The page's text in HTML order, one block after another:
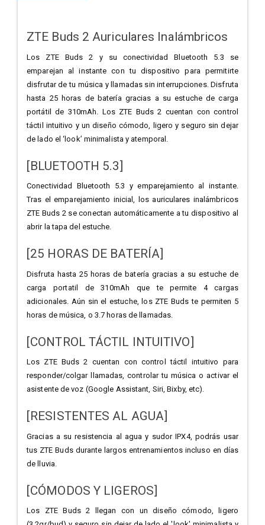
ZTE Buds 2 Auriculares Inalámbricos
Los ZTE Buds 2 y su conectividad Bluetooth 5.3 se
emparejan al instante con tu dispositivo para permitirte
disfrutar de tu música y llamadas sin interrupciones. Disfruta
hasta 25 horas de batería gracias a su estuche de carga
portátil de 310mAh. Los ZTE Buds 2 cuentan con control
táctil intuitivo y un diseño cómodo, ligero y seguro sin dejar
de lado el ‘look’ minimalista y atemporal.
[BLUETOOTH 5.3]
Conectividad Bluetooth 5.3 y emparejamiento al instante.
Tras el emparejamiento inicial, los auriculares inalámbricos
ZTE Buds 2 se conectan automáticamente a tu dispositivo al
abrir la tapa del estuche.
[25 HORAS DE BATERÍA]
Disfruta hasta 25 horas de batería gracias a su estuche de
carga portatil de 310mAh que te permite 4 cargas
adicionales. Aún sin el estuche, los ZTE Buds te permiten 5
horas de música, o 3.7 horas de llamadas.
[CONTROL TÁCTIL INTUITIVO]
Los ZTE Buds 2 cuentan con control táctil intuitivo para
responder/colgar llamadas, controlar tu música o activar el
asistente de voz (Google Assistant, Siri, Bixby, etc).
[RESISTENTES AL AGUA]
Gracias a su resistencia al agua y sudor IPX4, podrás usar
tus ZTE Buds durante largos entrenamientos incluso en días
de lluvia.
[CÓMODOS Y LIGEROS]
Los ZTE Buds 2 llegan con un diseño cómodo, ligero